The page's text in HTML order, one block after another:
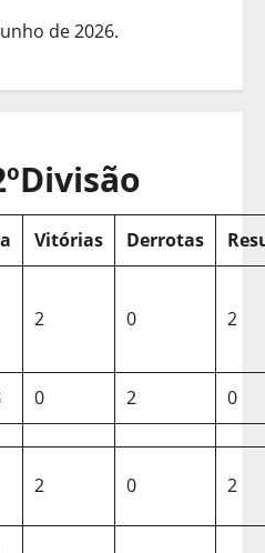
de 2026.
Vitórias Derrotas
2 0 2
0 2 0
2 0 2